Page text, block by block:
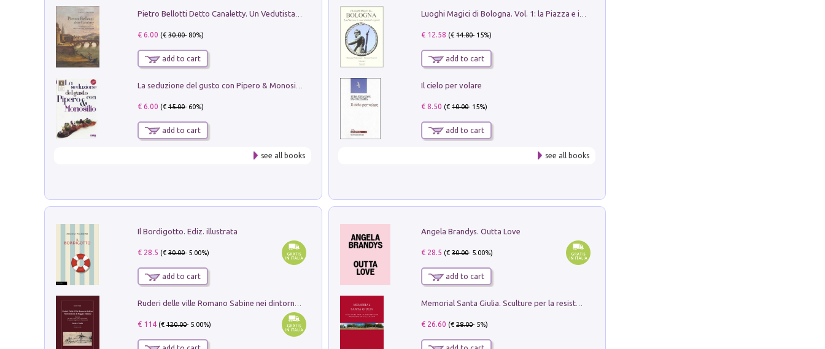
€ 6.00 (€30.00- 80%)
add to cart
€ 6.00 (€15.00- 60%)
add to cart
see all books
€ 12.58 (€14.80- 15%)
add to cart
Il cielo per volare
€ 8.50 (€10.00- 15%)
add to cart
see all books
Il Bordigotto. Ediz. illustrata
€ 28.5 (€30.00- 5.00%)
add to cart
€ 114(€120.00- 5.00%)
Angela Brandys. Outta Love
€ 28.5 (€30.00- 5.00%)
add to cart
€ 26.60 (€28.00- 5%)